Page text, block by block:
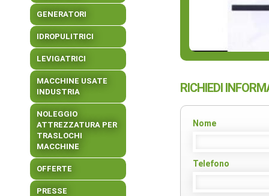
GENERATORI
IDROPULITRICI
LEVIGATRICI
MACCHINE USATE
INDUSTRIA
NOLEGGIO
ATTREZZATURA PER
TRASLOCHI
MACCHINE
OFFERTE
PRESSE
RICHIEDI
Nome
Telefono